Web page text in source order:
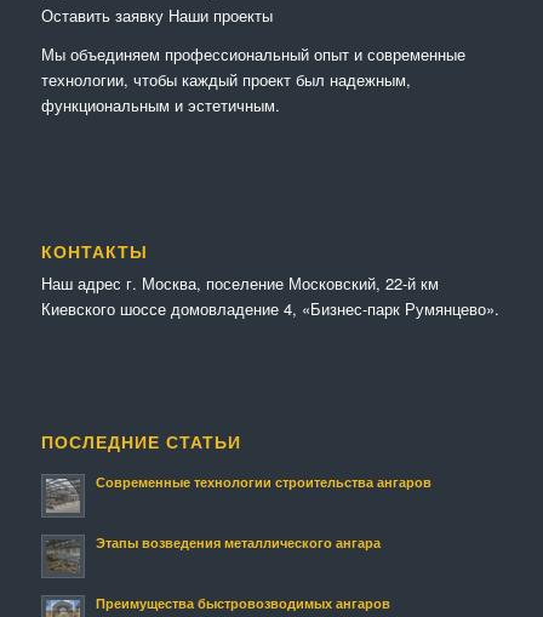
Оставить заявку Наши проекты
Мы объединяем профессиональный опыт и современные
технологии, чтобы каждый проект был надежным,
функциональным и эстетичным.
КОНТАКТЫ
Наш адрес г. Москва, поселение Московский, 22-й км
Киевского шоссе домовладение 4, «Бизнес-парк Румянцево».
ПОСЛЕДНИЕ СТАТЬИ
Современные технологии строительства ангаров
Этапы возведения металлического ангара
Преимущества быстровозводимых ангаров